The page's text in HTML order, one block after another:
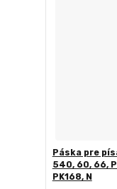
Páska pre
540, 60, 66,
PK168, N